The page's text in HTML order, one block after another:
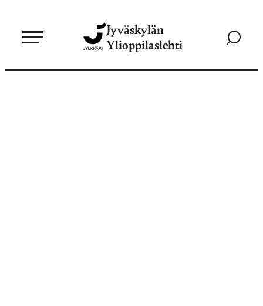
sisältöön
Jyväskylän
Ylioppilaslehti
Siirry